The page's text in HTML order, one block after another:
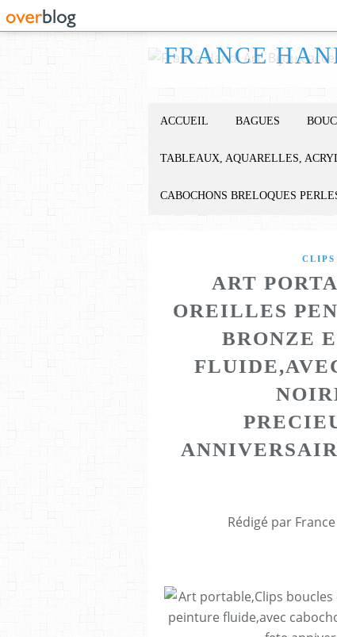
ACCUEIL BAGUES
TABLEAUX, AQUARELLES,
CABOCHONS BRELOQUES
CLIPS
ART
OREILLES
BRONZE
Rédigé par